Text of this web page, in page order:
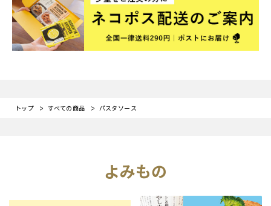
トップ すべての商品 パスタソース
よみもの